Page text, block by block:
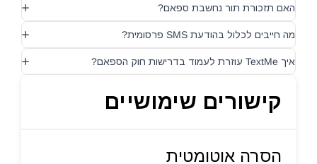
האם תזכורת תור נחשבת ספאם?
מה חייבים לכלול בהודעת SMS פרסומית?
איך TextMe עוזרת לעמוד בדרישות חוק הספאם?
קישורים שימושיים
הסרה אוטומטית